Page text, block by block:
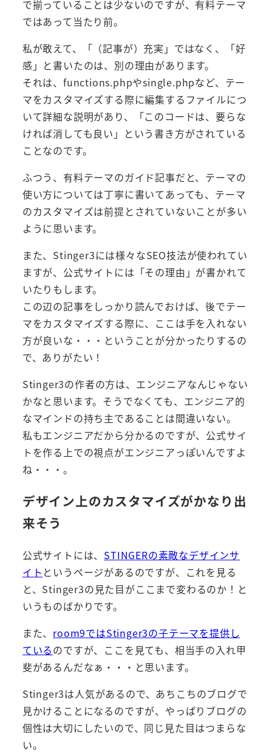
で揃っていることは少ないのですが、有料テーマ
ではあって当たり前。
私が敢えて、「（記事が）充実」ではなく、「好
感」と書いたのは、別の理由があります。
それは、functions.phpやsingle.phpなど、テー
マをカスタマイズする際に編集するファイルにつ
いて詳細な説明があり、「このコードは、要らな
ければ消しても良い」という書き方がされている
ことなのです。
ふつう、有料テーマのガイド記事だと、テーマの
使い方については丁寧に書いてあっても、テーマ
のカスタマイズは前提とされていないことが多い
ように思います。
また、Stinger3には様々なSEO技法が使われてい
ますが、公式サイトには「その理由」が書かれて
いたりもします。
この辺の記事をしっかり読んでおけば、後でテー
マをカスタマイズする際に、ここは手を入れない
方が良いな・・・ということが分かったりするの
で、ありがたい！
Stinger3の作者の方は、エンジニアなんじゃない
かなと思います。そうでなくても、エンジニア的
なマインドの持ち主であることは間違いない。
私もエンジニアだから分かるのですが、公式サイ
トを作る上での視点がエンジニアっぽいんですよ
ね・・・。
デザイン上のカスタマイズがかなり出
来そう
公式サイトには、 STINGERの素敵なデザインサ
イト というページがあるのですが、これを見る
と、Stinger3の見た目がここまで変わるのか！と
いうものばかりです。
また、 room9ではStinger3の子テーマを提供し
ているのですが、ここを見ても、相当手の入れ甲
斐があるんだなぁ・・・と思います。
Stinger3は人気があるので、あちこちのブログで
見かけることになるのですが、やっぱりブログの
個性は大切にしたいので、同じ見た目はつまらな
い。